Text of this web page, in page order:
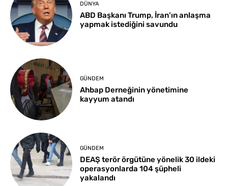
DÜNYA
ABD Başkanı Trump, İran’ın anlaşma
yapmak istediğini savundu
GÜNDEM
Ahbap Derneğinin yönetimine
kayyum atandı
GÜNDEM
DEAŞ terör örgütüne yönelik 30 ildeki
operasyonlarda 104 şüpheli
yakalandı